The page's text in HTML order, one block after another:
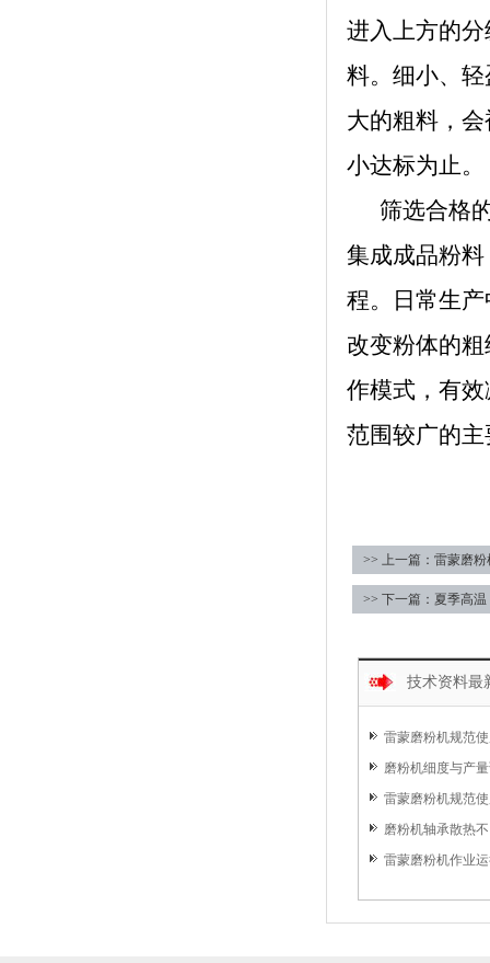
进入上方的
料。细小、
大的粗料，
小达标为止。
筛选合格的
集成成品粉
程。日常生
改变粉体的
作模式，有
范围较广的
>> 上一篇：雷蒙磨
>> 下一篇：夏季高
技术资料最
雷蒙磨粉机规范
磨粉机细度与产
雷蒙磨粉机规范
磨粉机轴承散热
雷蒙磨粉机作业